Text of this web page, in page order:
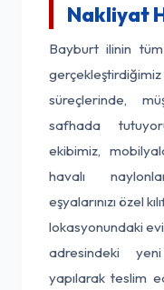
Nakliyat
Bayburt ilinin
süreçlerinde,
safhada
ekibimiz,
havalı
eşyalarınızı özel
lokasyonundaki
adresindeki
yapılarak teslim